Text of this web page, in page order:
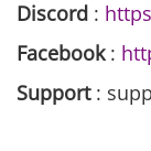
Discord :
Facebook:
Support: